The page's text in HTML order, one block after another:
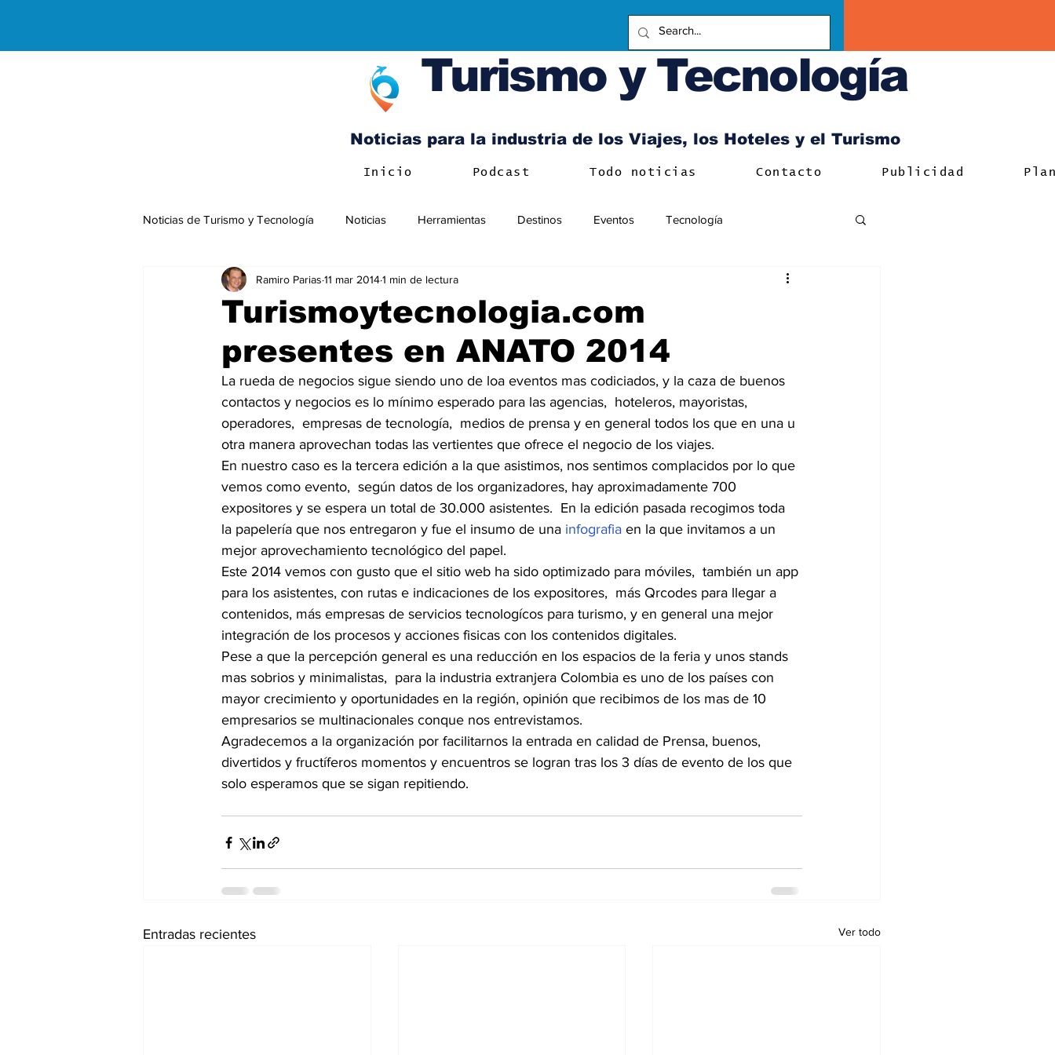
Turismo y Tecnología
Noticias para la industria de los Viajes, los Hoteles y el Turismo
Inicio Podcast Todo noticias Contacto Publicidad
Noticias de Turismo y Tecnología Noticias Herramientas Destinos Eventos Tecnología
Negocios Internacionales
Turismoytecnologia.com
presentes en ANATO 2014
Ramiro Parias 11 mar 20141 min de lectura
La rueda de negocios sigue siendo uno de loa eventos mas codiciados, y la caza de buenos
contactos y negocios es lo mínimo esperado para las agencias,  hoteleros, mayoristas,
operadores,  empresas de tecnología,  medios de prensa y en general todos los que en una u
otra manera aprovechan todas las vertientes que ofrece el negocio de los viajes.
En nuestro caso es la tercera edición a la que asistimos, nos sentimos complacidos por lo que
vemos como evento,  según datos de los organizadores, hay aproximadamente 700
expositores y se espera un total de 30.000 asistentes.  En la edición pasada recogimos toda
la papelería que nos entregaron y fue el insumo de una infografia en la que invitamos a un
mejor aprovechamiento tecnológico del papel.
Este 2014 vemos con gusto que el sitio web ha sido optimizado para móviles,  también un app
para los asistentes, con rutas e indicaciones de los expositores,  más Qrcodes para llegar a
contenidos, más empresas de servicios tecnologícos para turismo, y en general una mejor
integración de los procesos y acciones fisicas con los contenidos digitales.
Pese a que la percepción general es una reducción en los espacios de la feria y unos stands
mas sobrios y minimalistas,  para la industria extranjera Colombia es uno de los países con
mayor crecimiento y oportunidades en la región, opinión que recibimos de los mas de 10
empresarios se multinacionales conque nos entrevistamos.
Agradecemos a la organización por facilitarnos la entrada en calidad de Prensa, buenos,
divertidos y fructíferos momentos y encuentros se logran tras los 3 días de evento de los que
solo esperamos que se sigan repitiendo.
Entradas recientes Ver todo